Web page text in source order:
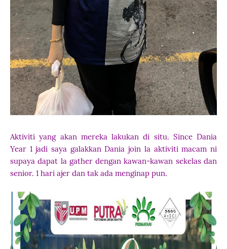
Aktiviti yang akan mereka lakukan di situ. Since Dania
Year 1 jadi saya galakkan Dania join la aktiviti macam ni
supaya dapat la gather dengan kawan-kawan sekelas dan
senior. 1 hari ajer dan tak ada menginap pun.